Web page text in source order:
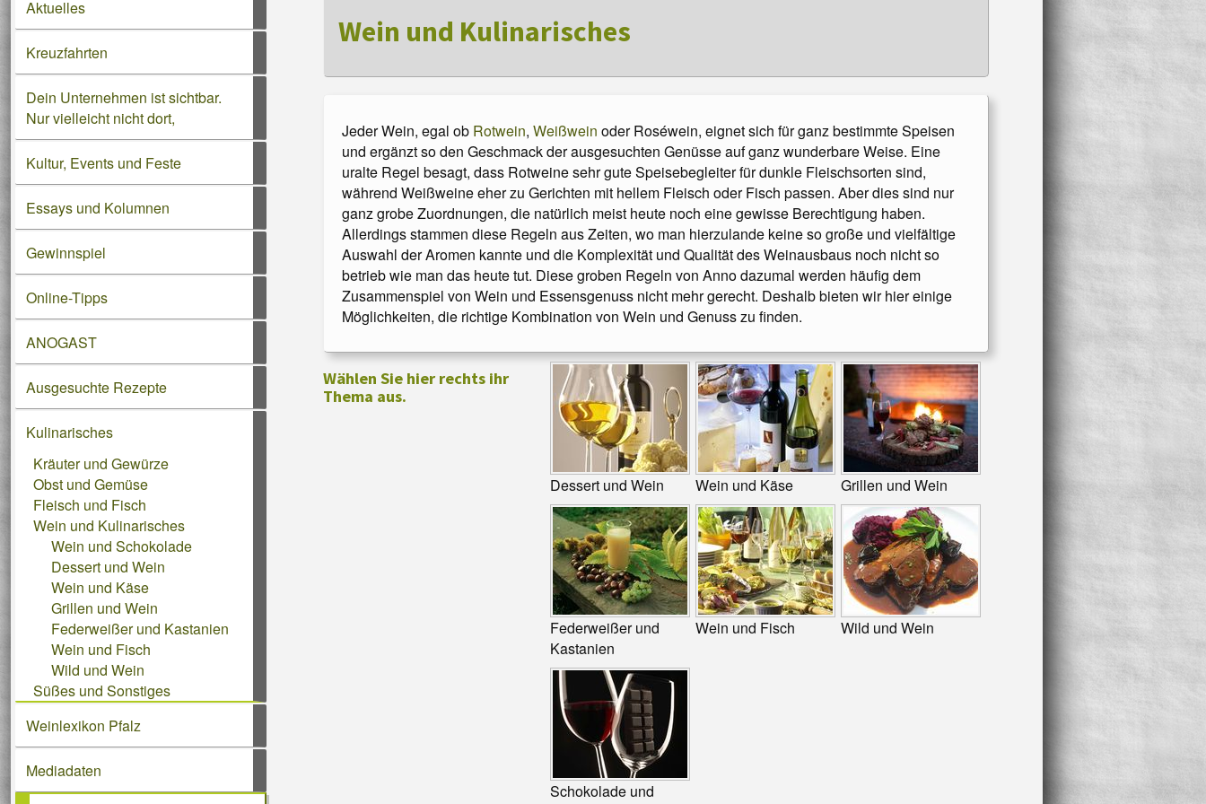
kultur|
Die ultimativen Pfalz-Tipps: ONLINE-TIPPS. Die besten Empfehlungen vom Pfalz-Magazin!
Wein und Kulinarisches
Jeder Wein, egal ob Rotwein, Weißwein oder Roséwein, eignet sich für ganz bestimmte Speisen
und ergänzt so den Geschmack der ausgesuchten Genüsse auf ganz wunderbare Weise. Eine
uralte Regel besagt, dass Rotweine sehr gute Speisebegleiter für dunkle Fleischsorten sind,
während Weißweine eher zu Gerichten mit hellem Fleisch oder Fisch passen. Aber dies sind nur
ganz grobe Zuordnungen, die natürlich meist heute noch eine gewisse Berechtigung haben.
Allerdings stammen diese Regeln aus Zeiten, wo man hierzulande keine so große und vielfältige
Auswahl der Aromen kannte und die Komplexität und Qualität des Weinausbaus noch nicht so
betrieb wie man das heute tut. Diese groben Regeln von Anno dazumal werden häufig dem
Zusammenspiel von Wein und Essensgenuss nicht mehr gerecht. Deshalb bieten wir hier einige
Möglichkeiten, die richtige Kombination von Wein und Genuss zu finden.
Wählen Sie hier rechts ihr
Thema aus.
Dessert und Wein Wein und Käse Grillen und Wein
Federweißer und
Kastanien
Wein und Fisch Wild und Wein
Schokolade und
Aktuelles
Kreuzfahrten
Dein Unternehmen ist sichtbar.
Nur vielleicht nicht dort,
Kultur, Events und Feste
Essays und Kolumnen
Gewinnspiel
Online-Tipps
ANOGAST
Ausgesuchte Rezepte
Kulinarisches
Kräuter und Gewürze
Obst und Gemüse
Fleisch und Fisch
Wein und Kulinarisches
Wein und Schokolade
Dessert und Wein
Wein und Käse
Grillen und Wein
Federweißer und Kastanien
Wein und Fisch
Wild und Wein
Süßes und Sonstiges
Weinlexikon Pfalz
Mediadaten